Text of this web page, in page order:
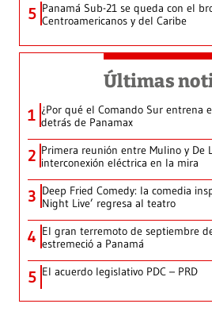
5 Panamá Sub-21 se queda con el
Centroamericanos y del Caribe
Últimas
1 ¿Por qué el Comando Sur entrena
detrás de Panamax
2 Primera reunión entre Mulino y De
interconexión eléctrica en la mira
3 Deep Fried Comedy: la comedia
Night Live’ regresa al teatro
4 El gran terremoto de septiembre
estremeció a Panamá
5 El acuerdo legislativo PDC – PRD